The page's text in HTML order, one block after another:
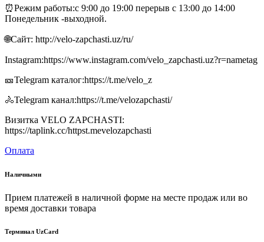
⏰Режим работы:с 9:00 до 19:00 перерыв с 13:00 до 14:00
Понедельник -выходной.
🌐Сайт: http://velo-zapchasti.uz/ru/
Instagram:https://www.instagram.com/velo_zapchasti.uz?r=nametag
🎫Telegram каталог:https://t.me/velo_z
🚴Telegram канал:https://t.me/velozapchasti/
Визитка VELO ZAPCHASTI:
https://taplink.cc/httpst.mevelozapchasti
Оплата
Наличными
Прием платежей в наличной форме на месте продаж или во
время доставки товара
Терминал UzCard